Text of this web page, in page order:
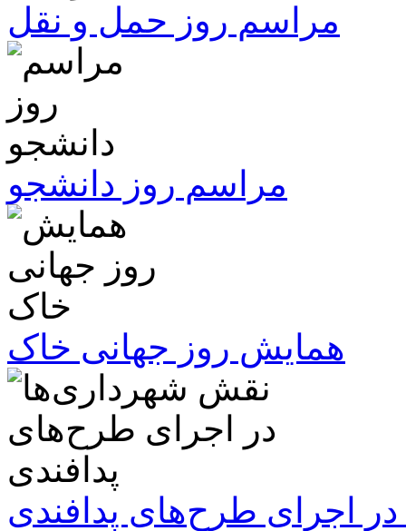
مراسم روز حمل و نقل
مراسم روز دانشجو
همایش روز جهانی خاک
اجرای طرح‌های پدافندی